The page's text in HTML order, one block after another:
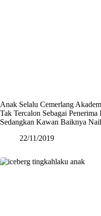
Anak Selalu Cemerlang
Tak Tercalon Sebagai
Sedangkan Kawan Baiknya
22/11/2019